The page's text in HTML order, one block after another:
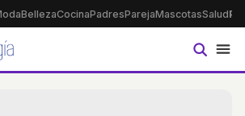
BellezaCocinaPadresParejaMascotasSalud